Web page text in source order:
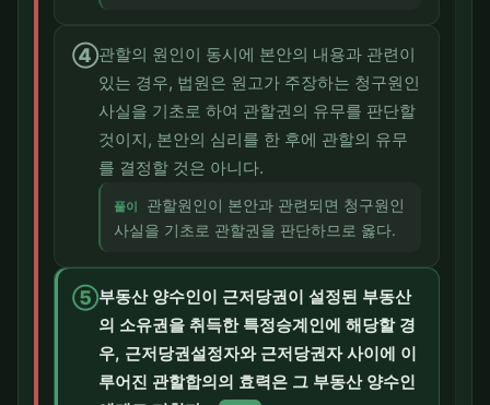
④관할의 원인이 동시에 본안의 내용과 관련이
있는 경우, 법원은 원고가 주장하는 청구원인
사실을 기초로 하여 관할권의 유무를 판단할
것이지, 본안의 심리를 한 후에 관할의 유무
를 결정할 것은 아니다.
풀이
관할원인이 본안과 관련되면 청구원인
사실을 기초로 관할권을 판단하므로 옳다.
⑤부동산 양수인이 근저당권이 설정된 부동산
의 소유권을 취득한 특정승계인에 해당할 경
우, 근저당권설정자와 근저당권자 사이에 이
루어진 관할합의의 효력은 그 부동산 양수인